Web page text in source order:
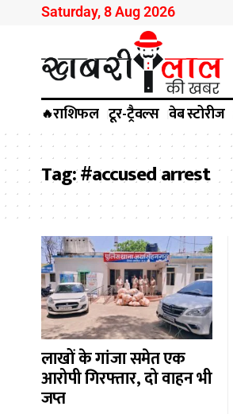
Saturday, 8 Aug 2026
🔥राशिफल टूर-ट्रैवल्स वेब स्टोरीज
Tag:#accused arrest
लाखों के गांजा समेत एक
आरोपी गिरफ्तार, दो वाहन भी
जप्त